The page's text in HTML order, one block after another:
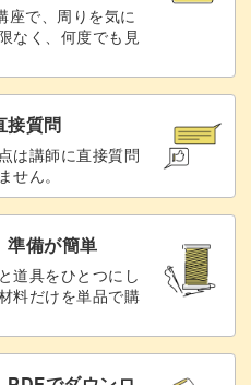
座で、周りを気に
なく、何度でも見
接質問
は講師に直接質問
ん。
準備が簡単
道具をひとつにし
料だけを単品で購